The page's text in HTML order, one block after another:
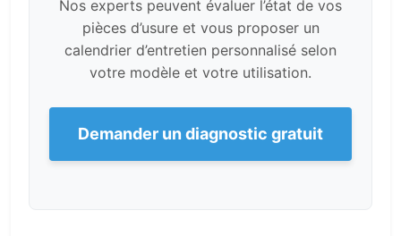
Nos experts peuvent évaluer l’état de vos
pièces d’usure et vous proposer un
calendrier d’entretien personnalisé selon
votre modèle et votre utilisation.
Demander un diagnostic gratuit